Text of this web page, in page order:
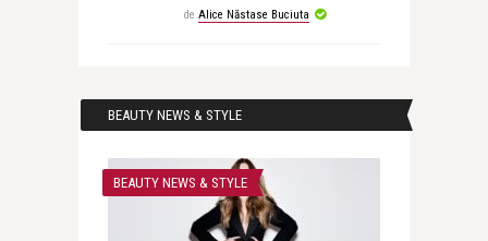
de Alice Năstase Buciuta
BEAUTY NEWS & STYLE
BEAUTY NEWS & STYLE